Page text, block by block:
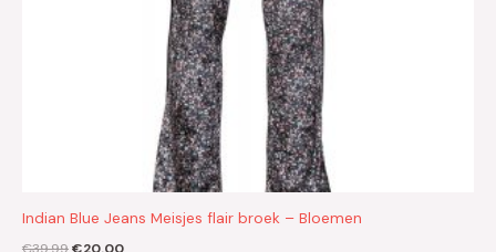
Indian Blue Jeans Meisjes flair broek – Bloemen
€39.99€20.00